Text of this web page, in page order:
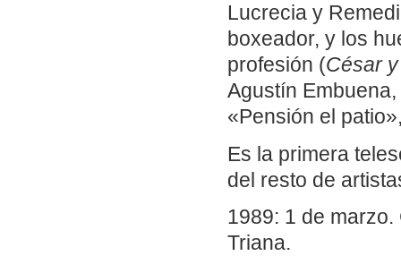
Lucrecia y
boxeador, y los
profesión (César
Agustín
«Pensión el
Es la primera
del resto de
1989: 1 de
Triana.